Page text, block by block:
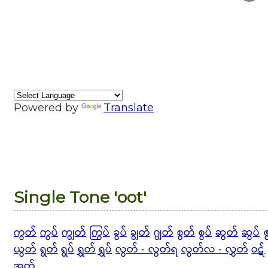
Powered by Translate
Single Tone 'oot'
ကွတ် ကွပ် ကျွတ် ကြွပ် ခွပ် ချွတ် ဂျွတ် စွတ် စွပ် ဆွတ် ဆွပ်
ယွတ် ရွတ်ရွပ် ရွှတ်ရွှပ်လွတ် - လွတ်ရ လွတ်လ -လွှတ်ဝဋ်